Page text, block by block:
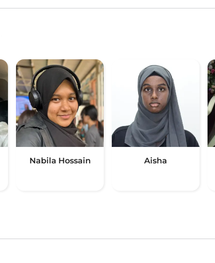
Nabila Hossain Aisha